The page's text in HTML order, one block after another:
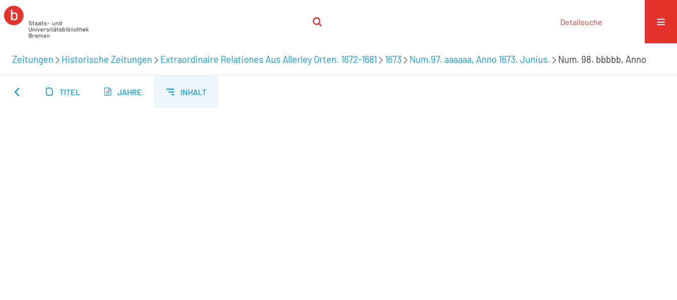
Detailsuche
Zeitungen Historische Zeitungen Extraordinaire Relationes Aus Allerley Orten. 1672-1681 1673 Num.97. aaaaaa, Anno 1673. Junius. Num. 98. bbbbb, Anno
TITEL JAHRE INHALT